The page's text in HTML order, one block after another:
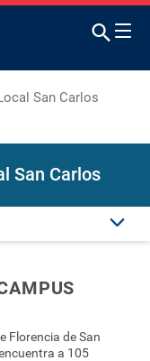
San Carlos
San Carlos
Florencia de San
a 105